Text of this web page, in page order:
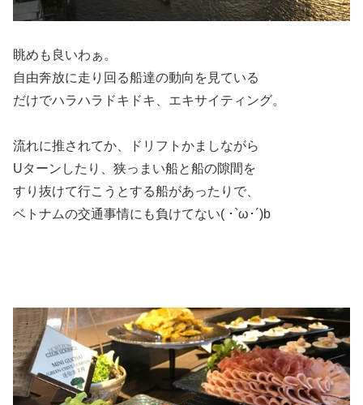
眺めも良いわぁ。
自由奔放に走り回る船達の動向を見ている
だけでハラハラドキドキ、エキサイティング。
流れに推されてか、ドリフトかましながら
Uターンしたり、狭っまい船と船の隙間を
すり抜けて行こうとする船があったりで、
ベトナムの交通事情にも負けてない( ･`ω･´)b